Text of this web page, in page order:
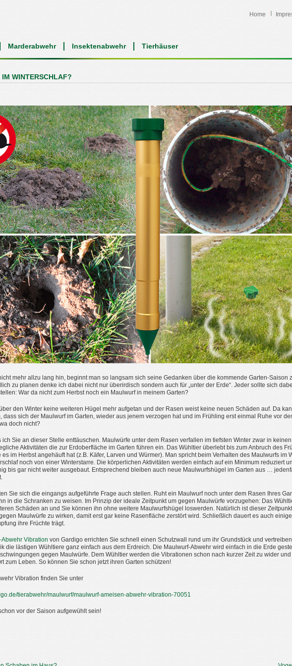
Marderabwehr Insektenabwehr Tierhäuser
Home
IM WINTERSCHLAF?
mehr allzu lang hin, beginnt man so langsam sich seine Gedanken über die kommende Garten-Saison
zu planen denke ich dabei nicht nur überirdisch sondern auch für „unter der Erde“. Jeder sollte sich
War da nicht zum Herbst noch ein Maulwurf in meinem Garten?
den Winter keine weiteren Hügel mehr aufgetan und der Rasen weist keine neuen Schäden auf. Da
dass sich der Maulwurf im Garten, wieder aus jenem verzogen hat und im Frühling erst einmal Ruhe vor
doch nicht?
ich Sie an dieser Stelle enttäuschen. Maulwürfe unter dem Rasen verfallen im tiefsten Winter zwar in
Aktivitäten die zur Erdoberfläche im Garten führen ein. Das Wühltier überlebt bis zum Anbruch des
es im Herbst angehäuft hat (z.B. Käfer, Larven und Würmer). Man spricht beim Verhalten des Maulwurfs im
noch von einer Winterstarre. Die körperlichen Aktivitäten werden einfach auf ein Minimum reduziert
bis gar nicht weiter ausgebaut. Entsprechend bleiben auch neue Maulwurfshügel im Garten aus …
Sie sich die eingangs aufgeführte Frage auch stellen. Ruht ein Maulwurf noch unter dem Rasen Ihres
in die Schranken zu weisen. Im Prinzip der ideale Zeitpunkt um gegen Maulwürfe vorzugehen: Das
Schäden an und Sie können ihn ohne weitere Maulwurfshügel loswerden. Natürlich ist dieser
Maulwürfe zu wirken, damit erst gar keine Rasenfläche zerstört wird. Schließlich dauert es auch
ihre Früchte trägt.
Abwehr Vibration von Gardigo errichten Sie schnell einen Schutzwall rund um ihr Grundstück und
die lästigen Wühltiere ganz einfach aus dem Erdreich. Die Maulwurf-Abwehr wird einfach in die Erde
gegen Maulwürfe. Dem Wühltier werden die Vibrationen schon nach kurzer Zeit zu wider und
zum Leben. So können Sie schon jetzt ihren Garten schützen!
Vibration finden Sie unter
tierabwehr/maulwurf/maulwurf-ameisen-abwehr-vibration-70051
vor der Saison aufgewühlt sein!